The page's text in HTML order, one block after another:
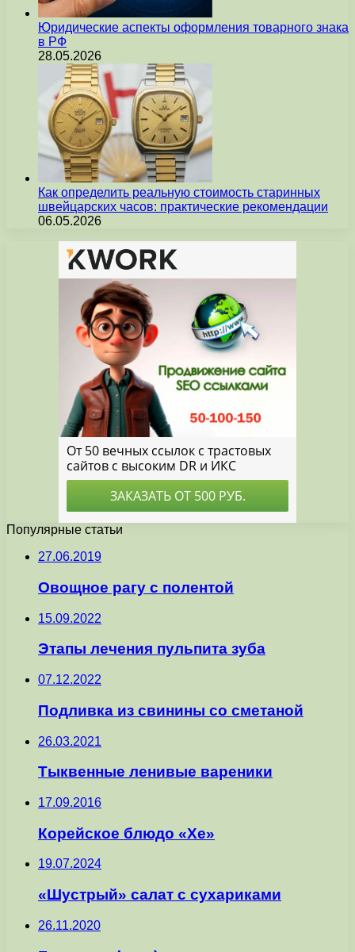
Юридические аспекты оформления товарного знака
в РФ
28.05.2026
Как определить реальную стоимость старинных
швейцарских часов: практические рекомендации
06.05.2026
Популярные статьи
27.06.2019
Овощное рагу с полентой
15.09.2022
Этапы лечения пульпита зуба
07.12.2022
Подливка из свинины со сметаной
26.03.2021
Тыквенные ленивые вареники
17.09.2016
Корейское блюдо «Хе»
19.07.2024
«Шустрый» салат с сухариками
26.11.2020